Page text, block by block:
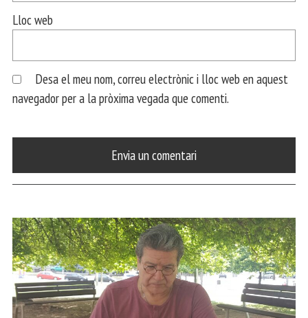
Lloc web
Desa el meu nom, correu electrònic i lloc web en aquest
navegador per a la pròxima vegada que comenti.